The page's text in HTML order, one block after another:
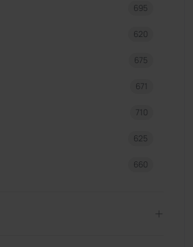
695
620
675
671
710
625
660